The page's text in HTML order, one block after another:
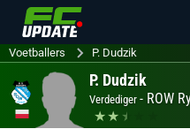
Voetballers P. Dudzik
P. Dudzik
Verdediger - ROW